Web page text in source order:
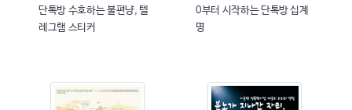
단톡방 수호하는 불편냥, 텔
레그램 스티커
0부터 시작하는 단톡방 십계
명